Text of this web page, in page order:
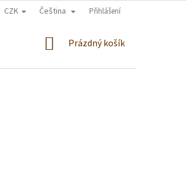
CZK Čeština Přihlášení
NÁKUPNÍ
Prázdný košík